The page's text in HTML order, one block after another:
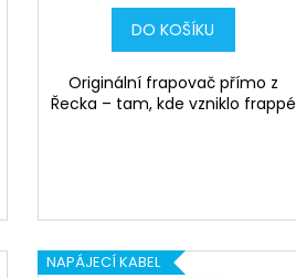
DO KOŠÍKU
Originální frapovač přímo z
Řecka – tam, kde vzniklo frappé
NAPÁJECÍ KABEL